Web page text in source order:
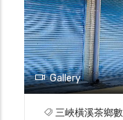
感受歲月留下
要駐足其中享
氣，依稀間仍
Gallery
三峽橫溪茶鄉